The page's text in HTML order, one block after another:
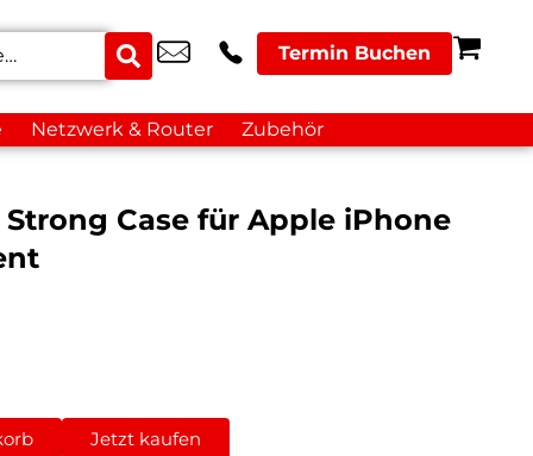
Termin Buchen
Netzwerk & Router Zubehör
Case für Apple iPhone
Jetzt kaufen